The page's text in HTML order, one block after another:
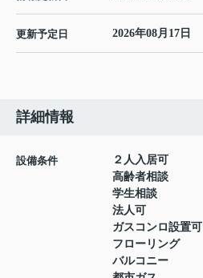
更新予定日 2026年08月17日
詳細情報
設備条件
２人入居可
高齢者相談
学生相談
法人可
ガスコンロ設置可
フローリング
バルコニー